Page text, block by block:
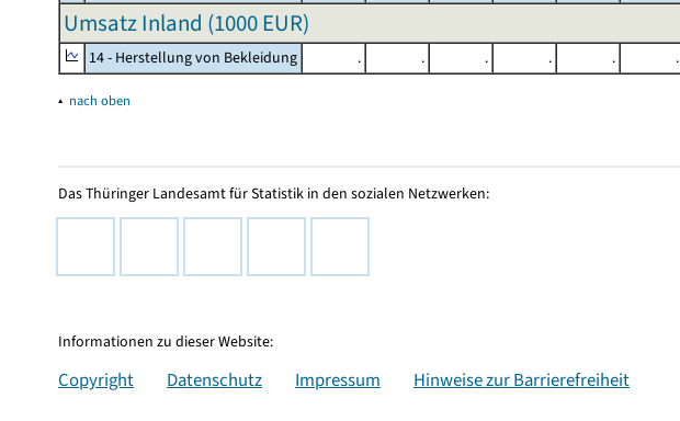
Umsatz Inland (1000 EUR)
14 - Herstellung von Bekleidung . . . . . .
▴ nach oben
Das Thüringer Landesamt für Statistik in den sozialen Netzwerken:
Informationen zu dieser Website:
Copyright Datenschutz Impressum Hinweise zur Barrierefreiheit